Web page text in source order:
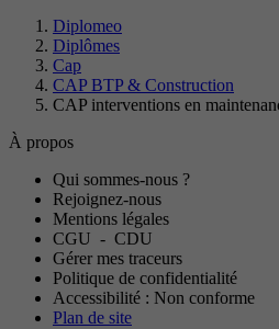
Diplomeo
Diplômes
Cap
CAP BTP & Construction
CAP interventions en
À propos
Qui sommes-nous ?
Rejoignez-nous
Mentions légales
CGU - CDU
Gérer mes traceurs
Politique de confidentialité
Accessibilité : Non conforme
Plan de site